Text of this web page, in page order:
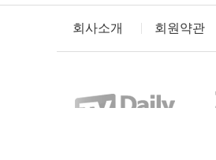
회사소개 회원약관